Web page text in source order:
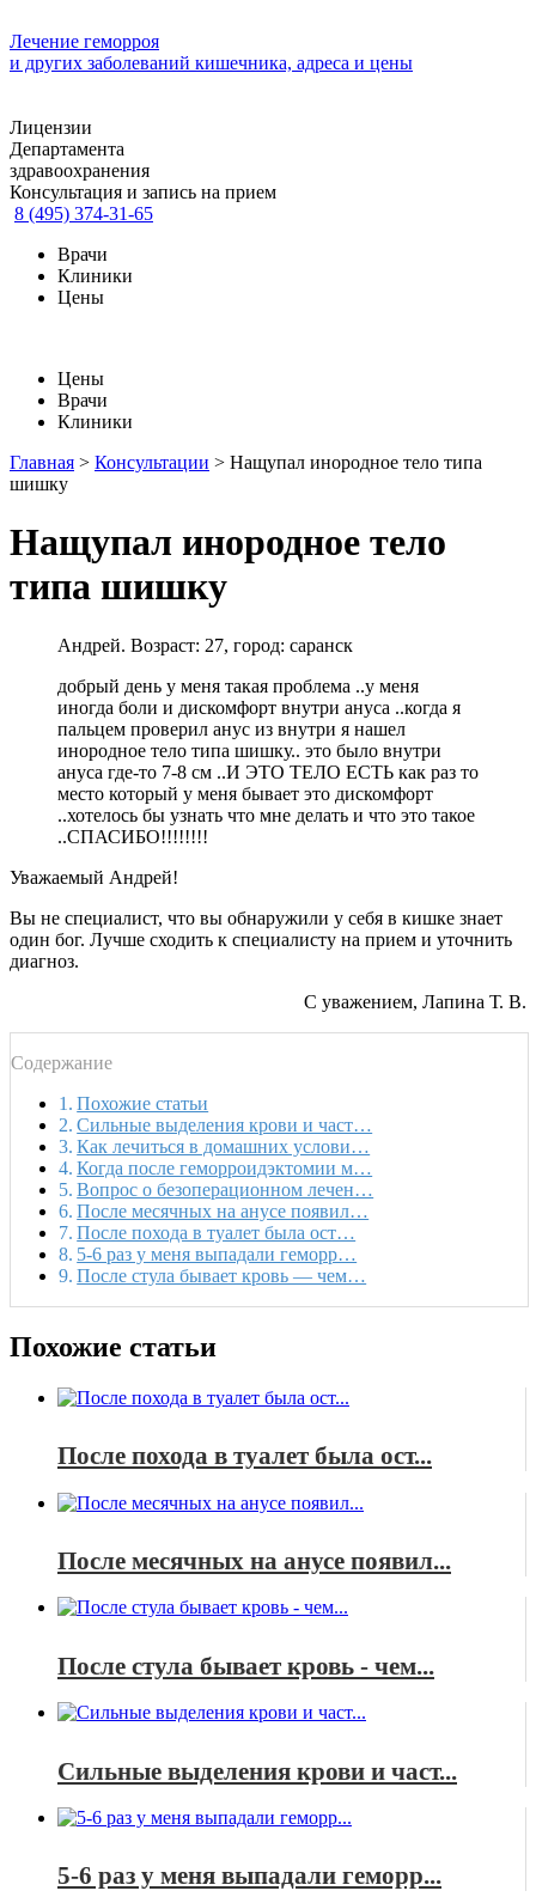
Лечение геморроя
и других заболеваний кишечника, адреса и цены
Лицензии
Департамента
здравоохранения
Консультация и запись на прием
8 (495) 374-31-65
Врачи
Клиники
Цены
Цены
Врачи
Клиники
Главная > Консультации > Нащупал инородное тело типа
шишку
Нащупал инородное тело
типа шишку
Андрей. Возраст: 27, город: саранск
добрый день у меня такая проблема ..у меня
иногда боли и дискомфорт внутри ануса ..когда я
пальцем проверил анус из внутри я нашел
инородное тело типа шишку.. это было внутри
ануса где-то 7-8 см ..И ЭТО ТЕЛО ЕСТЬ как раз то
место который у меня бывает это дискомфорт
..хотелось бы узнать что мне делать и что это такое
..СПАСИБО!!!!!!!!
Уважаемый Андрей!
Вы не специалист, что вы обнаружили у себя в кишке знает
один бог. Лучше сходить к специалисту на прием и уточнить
диагноз.
С уважением, Лапина Т. В.
Содержание
Похожие статьи
Сильные выделения крови и част…
Как лечиться в домашних услови…
Когда после геморроидэктомии м…
Вопрос о безоперационном лечен…
После месячных на анусе появил…
После похода в туалет была ост…
5-6 раз у меня выпадали геморр…
После стула бывает кровь — чем…
Похожие статьи
После похода в туалет была ост...
После месячных на анусе появил...
После стула бывает кровь - чем...
Сильные выделения крови и част...
5-6 раз у меня выпадали геморр...